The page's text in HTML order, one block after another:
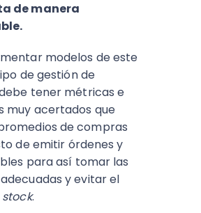
de manera
modelos de este
de gestión de
tener métricas e
muy acertados que
de compras
de emitir órdenes y
para así tomar las
y evitar el
stock.